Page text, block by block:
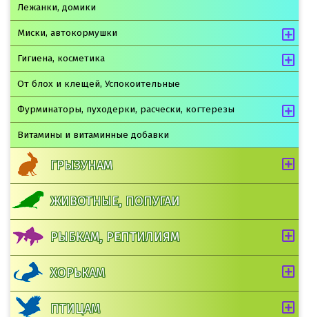
Лежанки, домики
Миски, автокормушки
Гигиена, косметика
От блох и клещей, Успокоительные
Фурминаторы, пуходерки, расчески, когтерезы
Витамины и витаминные добавки
ГРЫЗУНАМ
ЖИВОТНЫЕ, ПОПУГАИ
РЫБКАМ, РЕПТИЛИЯМ
ХОРЬКАМ
ПТИЦАМ